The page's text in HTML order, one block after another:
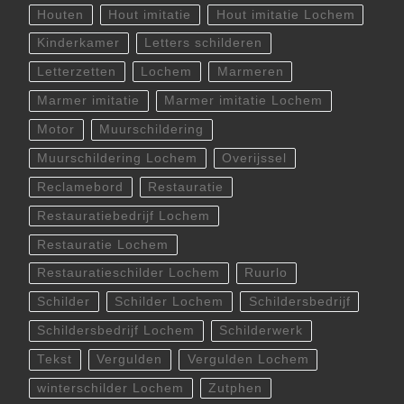
Houten Hout imitatie Hout imitatie Lochem
Kinderkamer Letters schilderen
Letterzetten Lochem Marmeren
Marmer imitatie Marmer imitatie Lochem
Motor Muurschildering
Muurschildering Lochem Overijssel
Reclamebord Restauratie
Restauratiebedrijf Lochem
Restauratie Lochem
Restauratieschilder Lochem Ruurlo
Schilder Schilder Lochem Schildersbedrijf
Schildersbedrijf Lochem Schilderwerk
Tekst Vergulden Vergulden Lochem
winterschilder Lochem Zutphen